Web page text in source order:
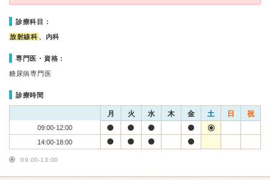
診療科目：
放射線科 、内科
専門医・資格：
糖尿病専門医
診療時間
月 火 水 木 金 土 日 祝
09:00-12:00
14:00-18:00
09:00-13:00